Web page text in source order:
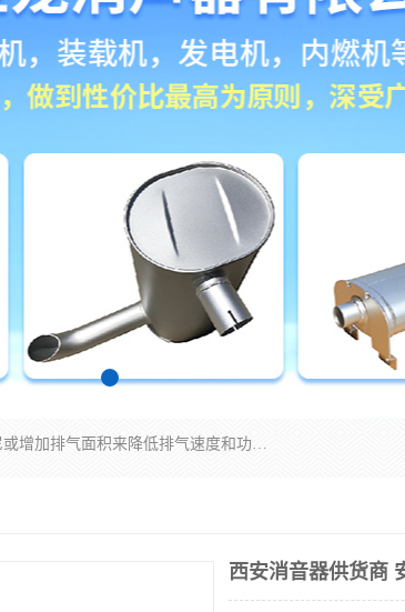
消音器主要用于降低机械设备或枪械等产生的噪声。它通过阻尼或增加排气面积来降低排气速度和功率，从而降低噪声。常见的消音器类型包括阻性消声器、抗性消声器、共振消声器以及阻抗复合式消声器等。这些消音器各有特点，适用于不同频率的噪声消除。
西安消音器供货商